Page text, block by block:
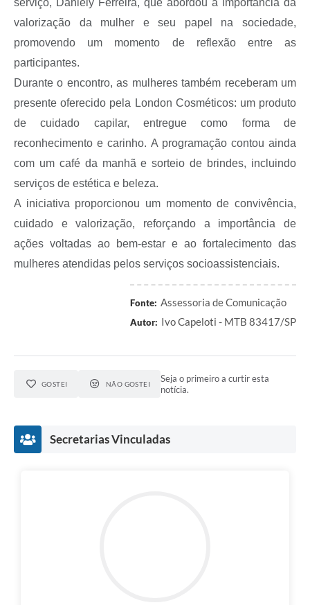
valorização da mulher e seu papel na sociedade,
promovendo um momento de reflexão entre as
participantes.
Durante o encontro, as mulheres também receberam um
presente oferecido pela London Cosméticos: um produto
de cuidado capilar, entregue como forma de
reconhecimento e carinho. A programação contou ainda
com um café da manhã e sorteio de brindes, incluindo
serviços de estética e beleza.
A iniciativa proporcionou um momento de convivência,
cuidado e valorização, reforçando a importância de
ações voltadas ao bem-estar e ao fortalecimento das
mulheres atendidas pelos serviços socioassistenciais.
Fonte: Assessoria de Comunicação
Autor: Ivo Capeloti - MTB 83417/SP
GOSTEI NÃO GOSTEI
Seja o primeiro a curtir esta
notícia.
Secretarias Vinculadas